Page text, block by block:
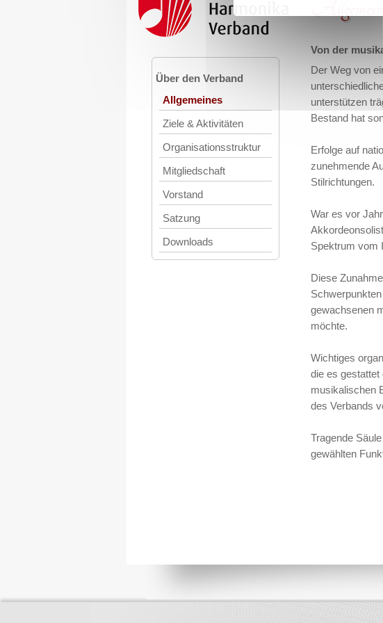
Über den Verband
Allgemeines
Ziele & Aktivitäten
Organisationsstruktur
Mitgliedschaft
Vorstand
Satzung
Downloads
Von der
Der Weg von
unterstützen
Bestand hat
Erfolge auf
zunehmende
Stilrichtungen.
War es vor
Spektrum vom
Diese
gewachsenen
möchte.
Wichtiges
die es gestattet
musikalischen
des Verbands
Tragende
gewählten